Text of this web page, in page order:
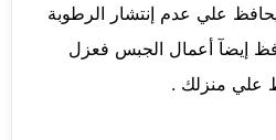
علي عدم إنتشار الرطوبة
إيضآ أعمال الجبس فعزل
علي منزلك .